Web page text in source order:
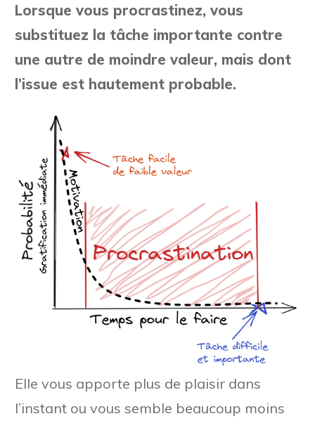
Lorsque vous procrastinez, vous
substituez la tâche importante contre
une autre de moindre valeur, mais dont
l’issue est hautement probable.
Elle vous apporte plus de plaisir dans
l’instant ou vous semble beaucoup moins